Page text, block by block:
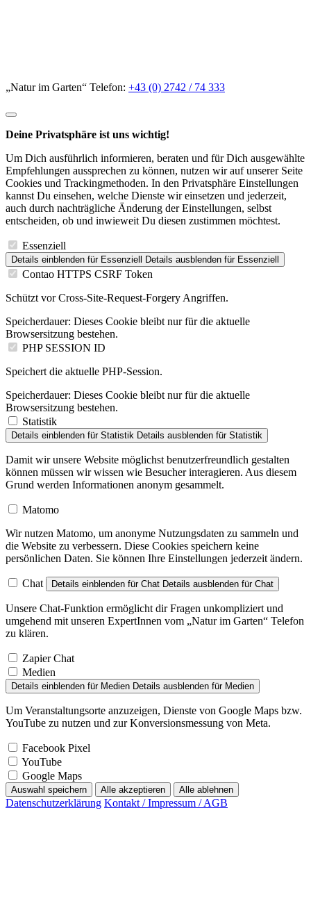
„Natur im Garten“ Telefon: +43 (0) 2742 / 74 333
Deine Privatsphäre ist uns wichtig!
Um Dich ausführlich informieren, beraten und für Dich ausgewählte
Empfehlungen aussprechen zu können, nutzen wir auf unserer Seite
Cookies und Trackingmethoden. In den Privatsphäre Einstellungen
kannst Du einsehen, welche Dienste wir einsetzen und jederzeit,
auch durch nachträgliche Änderung der Einstellungen, selbst
entscheiden, ob und inwieweit Du diesen zustimmen möchtest.
Essenziell
Details einblenden für Essenziell Details ausblenden für Essenziell
Contao HTTPS CSRF Token
Schützt vor Cross-Site-Request-Forgery Angriffen.
Speicherdauer: Dieses Cookie bleibt nur für die aktuelle
Browsersitzung bestehen.
PHP SESSION ID
Speichert die aktuelle PHP-Session.
Speicherdauer: Dieses Cookie bleibt nur für die aktuelle
Browsersitzung bestehen.
Statistik
Details einblenden für Statistik Details ausblenden für Statistik
Damit wir unsere Website möglichst benutzerfreundlich gestalten
können müssen wir wissen wie Besucher interagieren. Aus diesem
Grund werden Informationen anonym gesammelt.
Matomo
Wir nutzen Matomo, um anonyme Nutzungsdaten zu sammeln und
die Website zu verbessern. Diese Cookies speichern keine
persönlichen Daten. Sie können Ihre Einstellungen jederzeit ändern.
Chat Details einblenden für Chat Details ausblenden für Chat
Unsere Chat-Funktion ermöglicht dir Fragen unkompliziert und
umgehend mit unseren ExpertInnen vom „Natur im Garten“ Telefon
zu klären.
Zapier Chat
Medien
Details einblenden für Medien Details ausblenden für Medien
Um Veranstaltungsorte anzuzeigen, Dienste von Google Maps bzw.
YouTube zu nutzen und zur Konversionsmessung von Meta.
Facebook Pixel
YouTube
Google Maps
Auswahl speichern Alle akzeptieren Alle ablehnen
Datenschutzerklärung Kontakt / Impressum / AGB